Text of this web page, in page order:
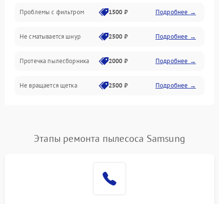
Проблемы с фильтром 1500 ₽ Подробнее →
Не сматывается шнур 2500 ₽ Подробнее →
Протечка пылесборника 2000 ₽ Подробнее →
Не вращается щетка 2500 ₽ Подробнее →
Поломка контейнера для
пыли
1500 ₽ Подробнее →
Этапы ремонта пылесоса Samsung